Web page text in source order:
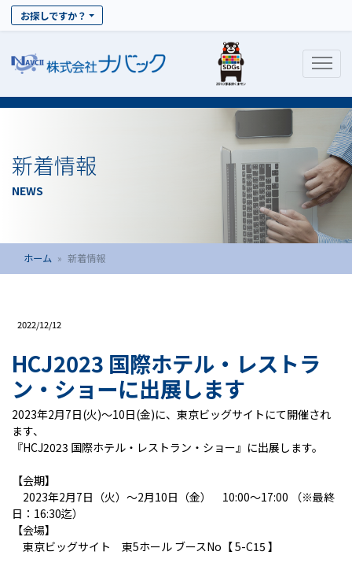
お探しですか？
新着情報
NEWS
ホーム 新着情報
2022/12/12
HCJ2023 国際ホテル・レストラ
ン・ショーに出展します
2023年2月7日(火)～10日(金)に、東京ビッグサイトにて開催され
ます、
『HCJ2023 国際ホテル・レストラン・ショー』に出展します。
【会期】
2023年2月7日（火）～2月10日（金） 10:00～17:00 （※最終
日：16:30迄）
【会場】
東京ビッグサイト 東5ホール ブースNo【 5-C15 】